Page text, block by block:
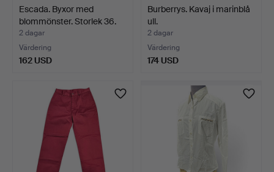
Escada. Byxor med
blommönster. Storlek 36.
2 dagar
Värdering
162 USD
Burberrys. Kavaj i marinblå
ull.
2 dagar
Värdering
174 USD